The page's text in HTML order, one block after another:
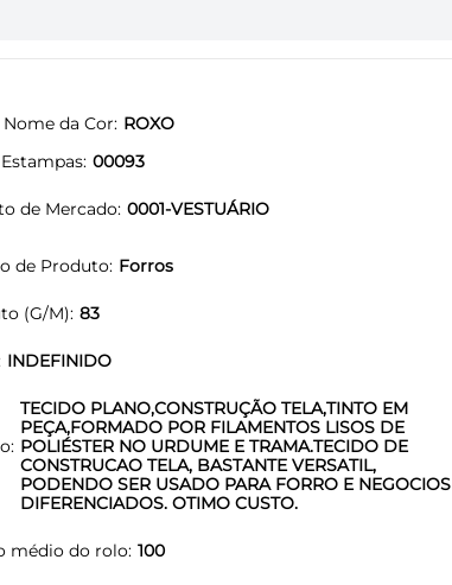
da Cor ROXO
00093
de Mercado 0001-VESTUÁRIO
de Produto Forros
(G/M) 83
INDEFINIDO
TECIDO PLANO,CONSTRUÇÃO TELA,TINTO EM
PEÇA,FORMADO POR FILAMENTOS LISOS DE
POLIÉSTER NO URDUME E TRAMA.TECIDO DE
CONSTRUCAO TELA, BASTANTE VERSATIL,
PODENDO SER USADO PARA FORRO E NEGOCIOS
DIFERENCIADOS. OTIMO CUSTO.
médio do rolo 100